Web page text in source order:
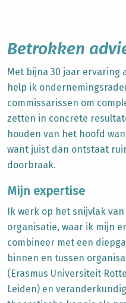
Betrokken
Met bijna 30 jaar ervaring
help ik
commissarissen om
zetten in concrete
houden van het hoofd
want juist dan ontstaat
doorbraak.
Mijn expertise
Ik werk op het snijvlak
organisatie, waar ik mijn
combineer met een
binnen en tussen
(Erasmus Universiteit
Leiden) en